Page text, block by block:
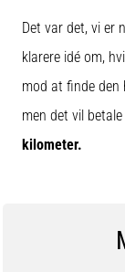
Det var det, vi er
klarere idé om,
mod at finde
men det vil
kilometer.